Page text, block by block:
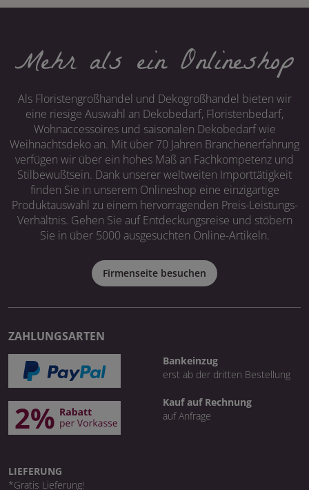
Mehr als ein Onlineshop
Als Floristengroßhandel und Dekogroßhandel bieten wir
eine riesige Auswahl an Dekobedarf, Floristenbedarf,
Wohnaccessoires und saisonalen Dekobedarf wie
Weihnachtsdeko an. Mit über 70 Jahren Branchenerfahrung
verfügen wir über ein hohes Maß an Fachkompetenz und
Stilbewußtsein. Dank unserer weltweiten Importtätigkeit
finden Sie in unserem Onlineshop eine einzigartige
Produktauswahl zu einem hervorragenden Preis-Leistungs-
Verhältnis. Gehen Sie auf Entdeckungsreise und stöbern
Sie in über 5000 ausgesuchten Online-Artikeln.
Firmenseite besuchen
ZAHLUNGSARTEN
Bankeinzug
erst ab der dritten Bestellung
Kauf auf Rechnung
auf Anfrage
LIEFERUNG
*Gratis Lieferung!